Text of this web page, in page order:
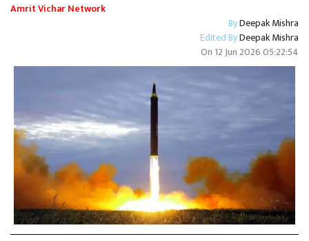
Amrit Vichar Network
ByDeepak Mishra
Edited ByDeepak Mishra
On 12 Jun 2026 05:22:54